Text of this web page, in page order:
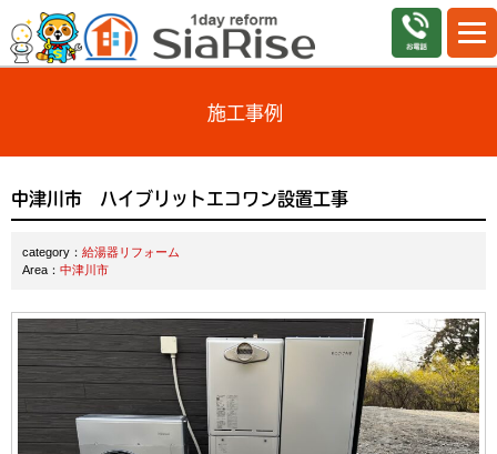
施工事例
中津川市 ハイブリットエコワン設置工事
category： 給湯器リフォーム
Area： 中津川市